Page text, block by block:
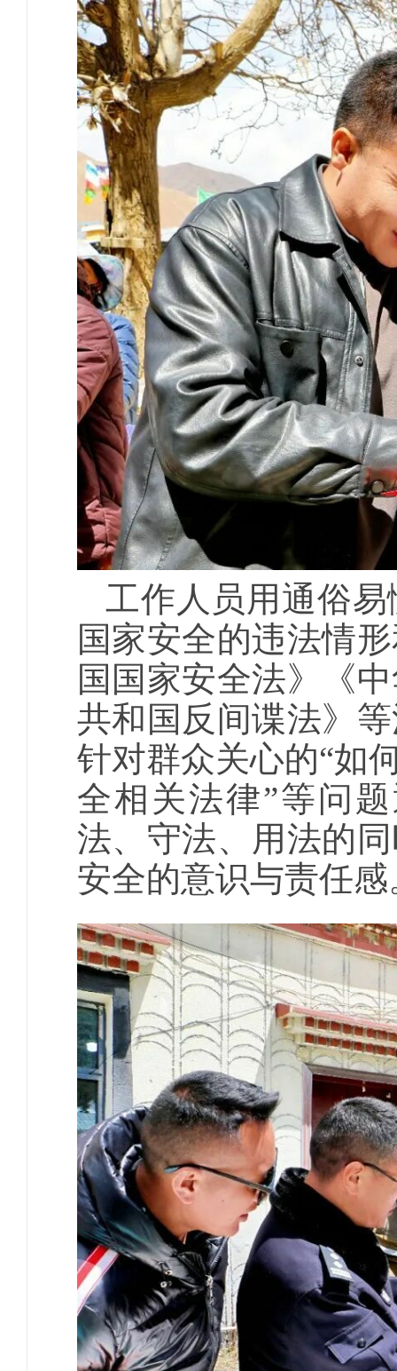
工作人员用通俗
国家安全的违法情
国国家安全法》《
共和国反间谍法》
针对群众关心的“如
全相关法律”等问
法、守法、用法的
安全的意识与责任感